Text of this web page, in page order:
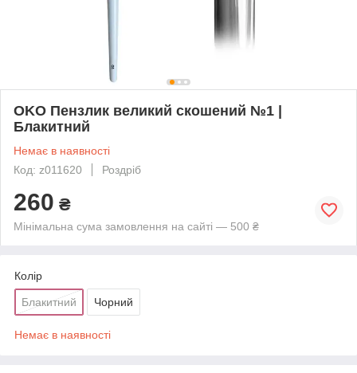
OKO Пензлик великий скошений №1 |
Блакитний
Немає в наявності
Код: z011620
Роздріб
260 ₴
Мінімальна сума замовлення на сайті — 500 ₴
Колір
Блакитний Чорний
Немає в наявності